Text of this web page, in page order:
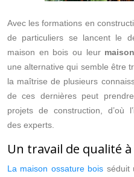
Avec les formations en
de particuliers se lancent le
maison en bois ou leur
une alternative qui semble être
la maîtrise de plusieurs
de ces dernières peut
projets de construction, d’où
des experts.
Un travail de qualité
La maison ossature bois séduit